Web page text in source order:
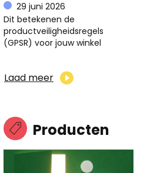
29 juni 2026
Dit betekenen de
productveiligheidsregels
(GPSR) voor jouw winkel
Laad meer
Producten